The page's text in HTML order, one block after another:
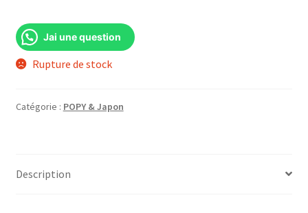
Jai une question
Rupture de stock
Catégorie : POPY & Japon
Description